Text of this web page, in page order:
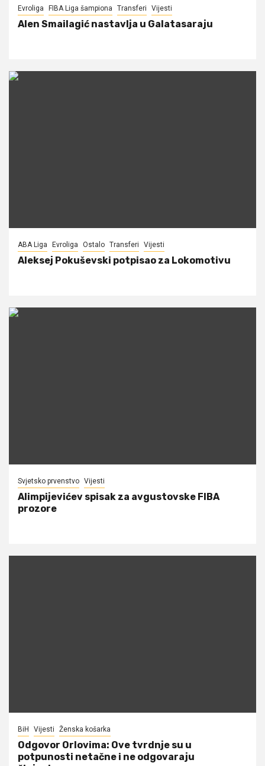
Evroliga FIBA Liga šampiona Transferi Vijesti
Alen Smailagić nastavlja u Galatasaraju
ABA Liga Evroliga Ostalo Transferi Vijesti
Aleksej Pokuševski potpisao za Lokomotivu
Svjetsko prvenstvo Vijesti
Alimpijevićev spisak za avgustovske FIBA
prozore
BiH Vijesti Ženska košarka
Odgovor Orlovima: ​Ove tvrdnje su u
potpunosti netačne i ne odgovaraju